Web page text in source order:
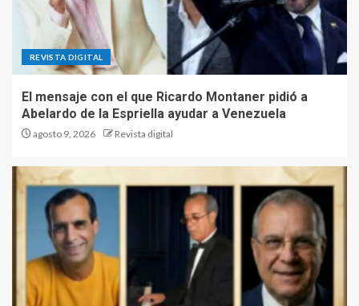
REVISTA DIGITAL
El mensaje con el que Ricardo Montaner pidió a
Abelardo de la Espriella ayudar a Venezuela
agosto 9, 2026 Revista digital